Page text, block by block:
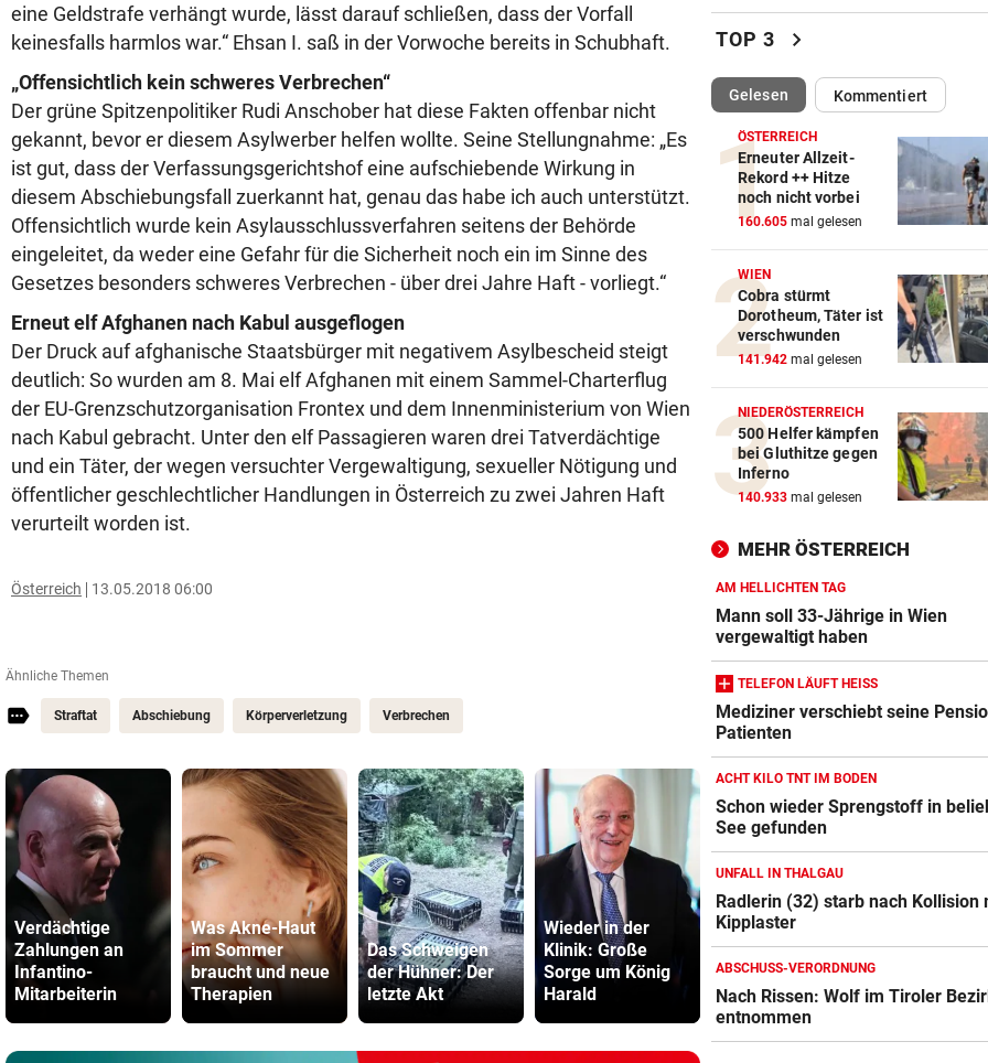
eine Geldstrafe verhängt wurde, lässt darauf schließen, dass der Vorfall
keinesfalls harmlos war.“ Ehsan I. saß in der Vorwoche bereits in Schubhaft.
„Offensichtlich kein schweres Verbrechen“
Der grüne Spitzenpolitiker Rudi Anschober hat diese Fakten offenbar nicht
gekannt, bevor er diesem Asylwerber helfen wollte. Seine Stellungnahme: „Es
ist gut, dass der Verfassungsgerichtshof eine aufschiebende Wirkung in
diesem Abschiebungsfall zuerkannt hat, genau das habe ich auch unterstützt.
Offensichtlich wurde kein Asylausschlussverfahren seitens der Behörde
eingeleitet, da weder eine Gefahr für die Sicherheit noch ein im Sinne des
Gesetzes besonders schweres Verbrechen - über drei Jahre Haft - vorliegt.“
Erneut elf Afghanen nach Kabul ausgeflogen
Der Druck auf afghanische Staatsbürger mit negativem Asylbescheid steigt
deutlich: So wurden am 8. Mai elf Afghanen mit einem Sammel-Charterflug
der EU-Grenzschutzorganisation Frontex und dem Innenministerium von Wien
nach Kabul gebracht. Unter den elf Passagieren waren drei Tatverdächtige
und ein Täter, der wegen versuchter Vergewaltigung, sexueller Nötigung und
öffentlicher geschlechtlicher Handlungen in Österreich zu zwei Jahren Haft
verurteilt worden ist.
Österreich 13.05.2018 06:00
Ähnliche Themen
Straftat Abschiebung Körperverletzung Verbrechen
Verdächtige
Zahlungen an
Infantino-
Mitarbeiterin
Was Akne-Haut
im Sommer
braucht und neue
Therapien
Das Schweigen
der Hühner: Der
letzte Akt
Wieder in der
Klinik: Große
Sorge um König
Harald
Drinks und
Wohnzimmer-
Flair: Neue Lokale
im Sommer
Strittiger
recht hat …
Täglich fitter: Diese 20
schafft jeder!
ABSCHUSS-VERORDNUNG
Nach Rissen: Wolf im Tiroler
Bezirk Imst entnommen
HOFFNUNG FÜR PATIENTEN vor
Diese Krebstherapien
Heilungschancen
UMFRAGE ALARMIEREND vor
Jeder vierte
abwandern
DAS SAGT PALAST
Wieder in der Klinik: Große
um König Harald
„DESOLATE SITUATION“ vor
Sex-Massagen-Skandal:
Südkorea entschuldigt sich
STREIT GEHT WEITER
Richter aus Zug geworfen:
Anspruch auf Sitz“
„KRONE“-KOMMENTARE vor 2
Strittiger Kanzler-Sager:
er recht hat …
TOP 3 chevron_right
Gelesen(ausgewählt)Kommentiert
ÖSTERREICH
Erneuter Allzeit-
Rekord ++ Hitze
noch nicht vorbei
160.605 mal gelesen
WIEN
Cobra stürmt
Dorotheum, Täter ist
verschwunden
141.942 mal gelesen
NIEDERÖSTERREICH
500 Helfer kämpfen
bei Gluthitze gegen
Inferno
140.933 mal gelesen
MEHR ÖSTERREICH
AM HELLICHTEN TAG
Mann soll 33-Jährige in Wien
vergewaltigt haben
TELEFON LÄUFT HEISS
Mediziner verschiebt seine
Patienten
ACHT KILO TNT IM BODEN
Schon wieder Sprengstoff in
See gefunden
UNFALL IN THALGAU
Radlerin (32) starb nach Kollision
Kipplaster
ABSCHUSS-VERORDNUNG
Nach Rissen: Wolf im Tiroler
entnommen